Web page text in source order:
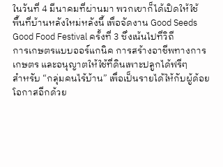
ในวันที่ 4 มีนาคมที่ผ่านมา พวกเขาก็ได้เปิดให้ใช้
พื้นที่บ้านหลังใหม่หลังนี้ เพื่อจัดงาน Good Seeds
Good Food Festival ครั้งที่ 3 ซึ่งเน้นไปที่วิถี
การเกษตรแบบออร์แกนิค การสร้างอาชีพทางการ
เกษตร และอนุญาตให้ใช้ที่ดินเพาะปลูกได้ฟรีๆ
สำหรับ “กลุ่มคนไร้บ้าน” เพื่อเป็นรายได้ให้กับผู้ด้อย
โอกาสอีกด้วย